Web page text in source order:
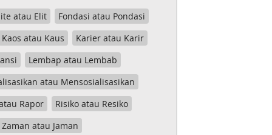
atau Elit
Fondasi atau Pondasi
Kaos atau Kaus
Karier atau Karir
Lembap atau Lembab
atau Mensosialisasikan
Rapor
Risiko atau Resiko
Zaman atau Jaman